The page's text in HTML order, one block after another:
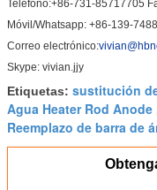
Teléfono:+86-731-85717705
Móvil/Whatsapp: +86-139-
Correo electrónico:
Skype: vivian.jjy
Etiquetas: sustitución
Agua Heater Rod Anode
Reemplazo de barra de